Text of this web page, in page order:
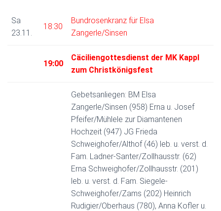
Sa
23.11.
18:30
Bundrosenkranz für Elsa
Zangerle/Sinsen
19:00
Cäciliengottesdienst der MK Kappl
zum Christkönigsfest
Gebetsanliegen: BM Elsa
Zangerle/Sinsen (958) Erna u. Josef
Pfeifer/Mühlele zur Diamantenen
Hochzeit (947) JG Frieda
Schweighofer/Althof (46) leb. u. verst. d.
Fam. Ladner-Santer/Zollhausstr. (62)
Erna Schweighofer/Zollhausstr. (201)
leb. u. verst. d. Fam. Siegele-
Schweighofer/Zams (202) Heinrich
Rudigier/Oberhaus (780), Anna Kofler u.